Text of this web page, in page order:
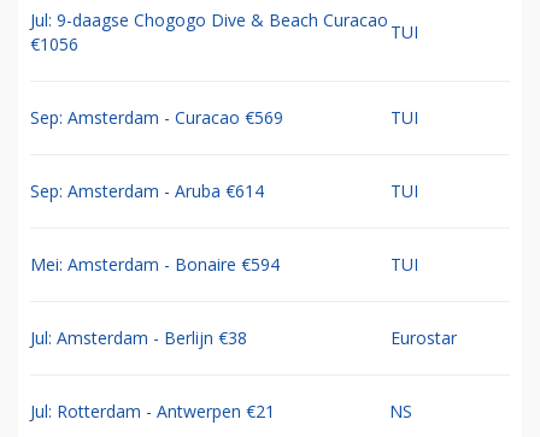
Jul: 9-daagse Chogogo Dive & Beach Curacao
€1056
TUI
Sep: Amsterdam - Curacao €569 TUI
Sep: Amsterdam - Aruba €614 TUI
Mei: Amsterdam - Bonaire €594 TUI
Jul: Amsterdam - Berlijn €38 Eurostar
Jul: Rotterdam - Antwerpen €21 NS